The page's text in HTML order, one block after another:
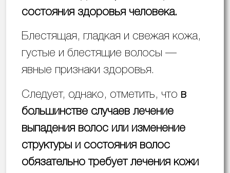
состояния здоровья человека.
Блестящая, гладкая и свежая кожа,
густые и блестящие волосы —
явные признаки здоровья.
Следует, однако, отметить, что в
большинстве случаев лечение
выпадения волос или изменение
структуры и состояния волос
обязательно требует лечения кожи